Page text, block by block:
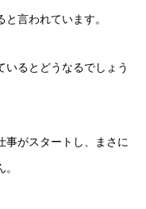
言われています。
いるとどうなるでしょう
事がスタートし、まさに